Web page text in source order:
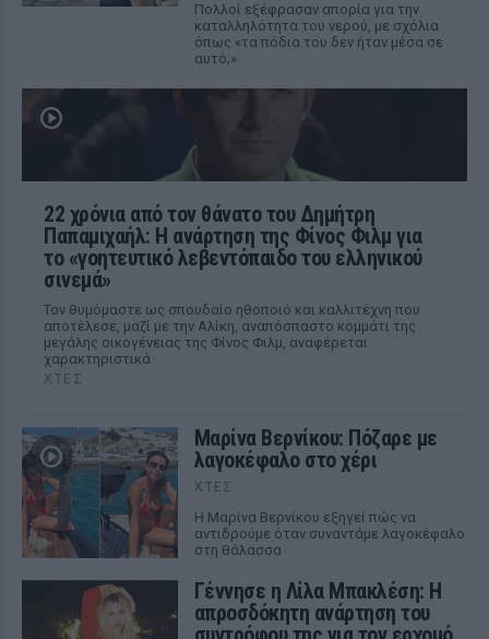
Πολλοί εξέφρασαν απορία για την
καταλληλότητα του νερού, με σχόλια
όπως «τα πόδια του δεν ήταν μέσα σε
αυτό;»
22 χρόνια από τον θάνατο του Δημήτρη
Παπαμιχαήλ: Η ανάρτηση της Φίνος Φιλμ για
το «γοητευτικό λεβεντόπαιδο του ελληνικού
σινεμά»
Τον θυμόμαστε ως σπουδαίο ηθοποιό και καλλιτέχνη που
αποτέλεσε, μαζί με την Αλίκη, αναπόσπαστο κομμάτι της
μεγάλης οικογένειας της Φίνος Φιλμ, αναφέρεται
χαρακτηριστικά
ΧΤΕΣ
Μαρίνα Βερνίκου: Πόζαρε με
λαγοκέφαλο στο χέρι
ΧΤΕΣ
Η Μαρίνα Βερνίκου εξηγεί πώς να
αντιδρούμε όταν συναντάμε λαγοκέφαλο
στη θάλασσα
Γέννησε η Λίλα Μπακλέση: Η
απροσδόκητη ανάρτηση του